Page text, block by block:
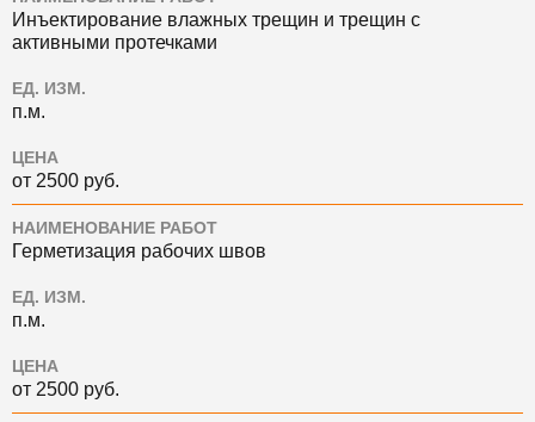
Инъектирование влажных трещин и трещин с
активными протечками
ЕД. ИЗМ.
п.м.
ЦЕНА
от 2500 руб.
НАИМЕНОВАНИЕ РАБОТ
Герметизация рабочих швов
ЕД. ИЗМ.
п.м.
ЦЕНА
от 2500 руб.